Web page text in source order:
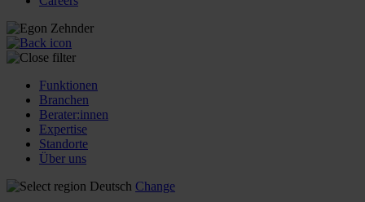
Funktionen
Branchen
Berater:innen
Expertise
Standorte
Über uns
Deutsch Change